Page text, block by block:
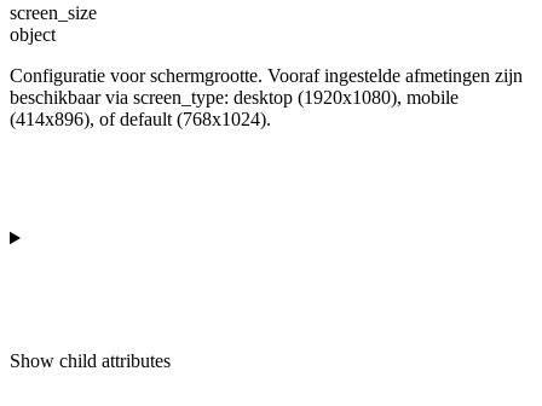
screen_size
object
Configuratie voor schermgrootte. Vooraf ingestelde afmetingen zijn
beschikbaar via screen_type: desktop (1920x1080), mobile
(414x896), of default (768x1024).
Show child attributes